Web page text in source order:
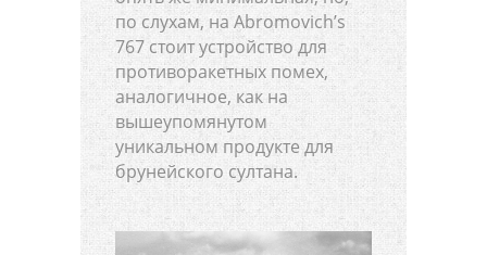
по слухам, на Abromovich’s
767 стоит устройство для
противоракетных помех,
аналогичное, как на
вышеупомянутом
уникальном продукте для
брунейского султана.